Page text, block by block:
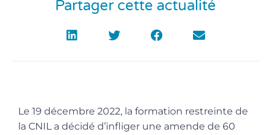
Partager cette actualité
Le 19 décembre 2022, la formation restreinte de
la CNIL a décidé d’infliger une amende de 60